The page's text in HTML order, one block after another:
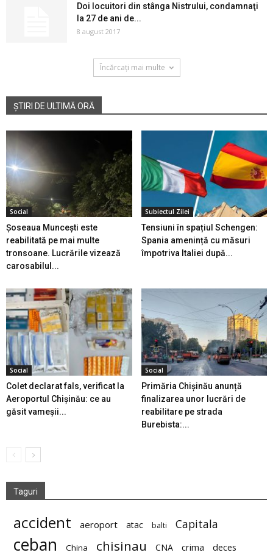
Doi locuitori din stânga Nistrului, condamnaţi
la 27 de ani de...
8 august 2017
Încărcați mai multe
ȘTIRI DE ULTIMĂ ORĂ
Social
Șoseaua Muncești este
reabilitată pe mai multe
tronsoane. Lucrările vizează
carosabilul...
Subiectul Zilei
Tensiuni în spațiul Schengen:
Spania amenință cu măsuri
împotriva Italiei după...
Social
Colet declarat fals, verificat la
Aeroportul Chișinău: ce au
găsit vameșii...
Social
Primăria Chișinău anunță
finalizarea unor lucrări de
reabilitare pe strada
Burebista:...
Taguri
accident aeroport atac balti Capitala
ceban China chisinau CNA crima deces